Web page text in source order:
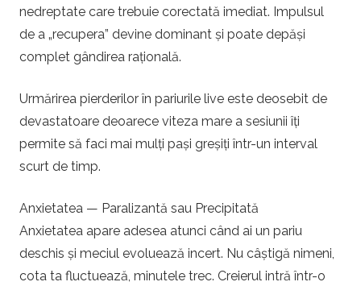
nedreptate care trebuie corectată imediat. Impulsul
de a „recupera” devine dominant și poate depăși
complet gândirea rațională.
Urmărirea pierderilor în pariurile live este deosebit de
devastatoare deoarece viteza mare a sesiunii îți
permite să faci mai mulți pași greșiți într-un interval
scurt de timp.
Anxietatea — Paralizantă sau Precipitată
Anxietatea apare adesea atunci când ai un pariu
deschis și meciul evoluează incert. Nu câștigă nimeni,
cota ta fluctuează, minutele trec. Creierul intră într-o